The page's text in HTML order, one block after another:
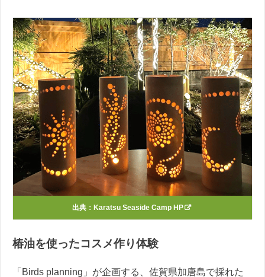
出典： Karatsu Seaside Camp HP
椿油を使ったコスメ作り体験
「Birds planning」が企画する、佐賀県加唐島で採れた